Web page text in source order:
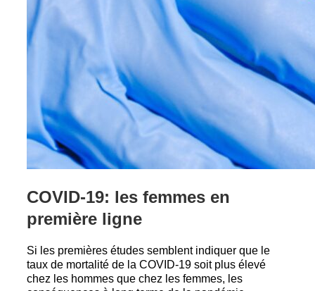
COVID-19: les femmes en
première ligne
Si les premières études semblent indiquer que le
taux de mortalité de la COVID-19 soit plus élevé
chez les hommes que chez les femmes, les